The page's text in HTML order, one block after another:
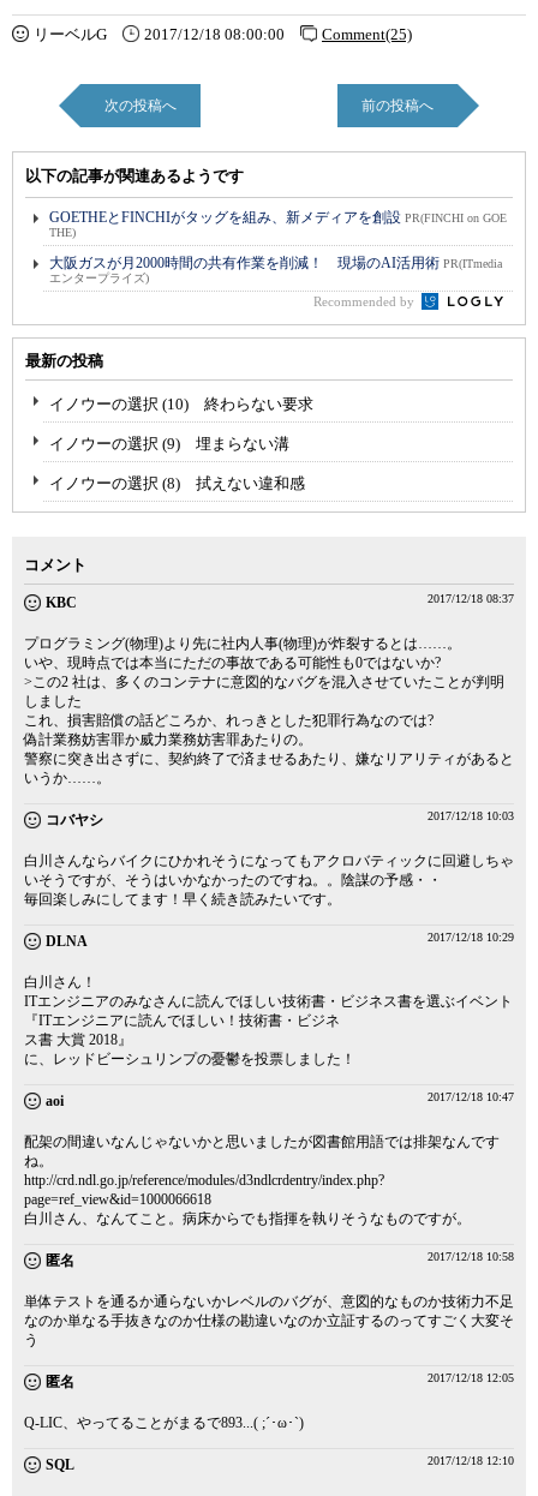
リーベルG 2017/12/18 08:00:00 Comment(25)
次の投稿へ 前の投稿へ
以下の記事が関連あるようです
GOETHEとFINCHIがタッグを組み、新メディアを創設 PR(FINCHI on GOE
THE)
大阪ガスが月2000時間の共有作業を削減！ 現場のAI活用術 PR(ITmedia
エンタープライズ)
Recommended by
最新の投稿
イノウーの選択 (10) 終わらない要求
イノウーの選択 (9) 埋まらない溝
イノウーの選択 (8) 拭えない違和感
コメント
KBC 2017/12/18 08:37
プログラミング(物理)より先に社内人事(物理)が炸裂するとは……。
いや、現時点では本当にただの事故である可能性も0ではないか?
>この2 社は、多くのコンテナに意図的なバグを混入させていたことが判明
しました
これ、損害賠償の話どころか、れっきとした犯罪行為なのでは?
偽計業務妨害罪か威力業務妨害罪あたりの。
警察に突き出さずに、契約終了で済ませるあたり、嫌なリアリティがあると
いうか……。
コバヤシ 2017/12/18 10:03
白川さんならバイクにひかれそうになってもアクロバティックに回避しちゃ
いそうですが、そうはいかなかったのですね。。陰謀の予感・・
毎回楽しみにしてます！早く続き読みたいです。
DLNA 2017/12/18 10:29
白川さん！
ITエンジニアのみなさんに読んでほしい技術書・ビジネス書を選ぶイベント
『ITエンジニアに読んでほしい！技術書・ビジネ
ス書 大賞 2018』
に、レッドビーシュリンプの憂鬱を投票しました！
aoi 2017/12/18 10:47
配架の間違いなんじゃないかと思いましたが図書館用語では排架なんです
ね。
http://crd.ndl.go.jp/reference/modules/d3ndlcrdentry/index.php?
page=ref_view&id=1000066618
白川さん、なんてこと。病床からでも指揮を執りそうなものですが。
匿名 2017/12/18 10:58
単体テストを通るか通らないかレベルのバグが、意図的なものか技術力不足
なのか単なる手抜きなのか仕様の勘違いなのか立証するのってすごく大変そ
う
匿名 2017/12/18 12:05
Q-LIC、やってることがまるで893...( ;´･ω･`)
SQL 2017/12/18 12:10